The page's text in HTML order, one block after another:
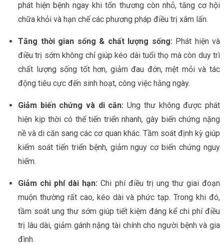
phát hiện bệnh ngay khi tổn thương còn nhỏ, tăng cơ hội
chữa khỏi và hạn chế các phương pháp điều trị xâm lấn.
Tăng thời gian sống & chất lượng sống: Phát hiện và
điều trị sớm không chỉ giúp kéo dài tuổi thọ mà còn duy trì
chất lượng sống tốt hơn, giảm đau đớn, mệt mỏi và tác
động tiêu cực đến sinh hoạt, công việc hằng ngày.
Giảm biến chứng và di căn:Ung thư không được phát
hiện kịp thời có thể tiến triển nhanh, gây biến chứng nặng
nề và di căn sang các cơ quan khác. Tầm soát định kỳ giúp
kiểm soát tiến triển bệnh, giảm nguy cơ biến chứng nguy
hiểm.
Giảm chi phí dài hạn: Chi phí điều trị ung thư giai đoạn
muộn thường rất cao, kéo dài và phức tạp. Trong khi đó,
tầm soát ung thư sớm giúp tiết kiệm đáng kể chi phí điều
trị lâu dài, giảm gánh nặng tài chính cho người bệnh và gia
đình.